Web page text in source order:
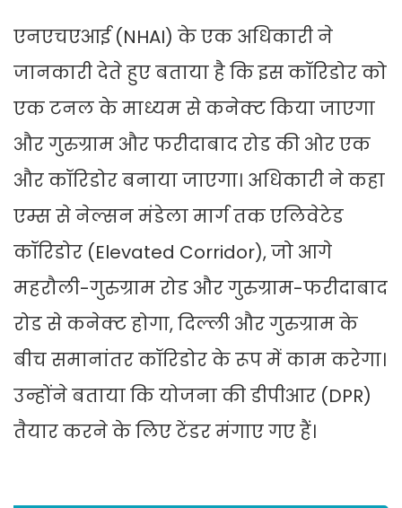
एनएचएआई (NHAI) के एक अधिकारी ने
जानकारी देते हुए बताया है कि इस कॉरिडोर को
एक टनल के माध्यम से कनेक्ट किया जाएगा
और गुरुग्राम और फरीदाबाद रोड की ओर एक
और कॉरिडोर बनाया जाएगा। अधिकारी ने कहा
एम्स से नेल्सन मंडेला मार्ग तक एलिवेटेड
कॉरिडोर (Elevated Corridor), जो आगे
महरौली-गुरुग्राम रोड और गुरुग्राम-फरीदाबाद
रोड से कनेक्ट होगा, दिल्ली और गुरुग्राम के
बीच समानांतर कॉरिडोर के रूप में काम करेगा।
उन्होंने बताया कि योजना की डीपीआर (DPR)
तैयार करने के लिए टेंडर मंगाए गए हैं।